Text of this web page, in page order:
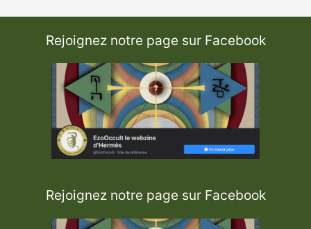
Rejoignez notre page sur Facebook
Rejoignez notre page sur Facebook